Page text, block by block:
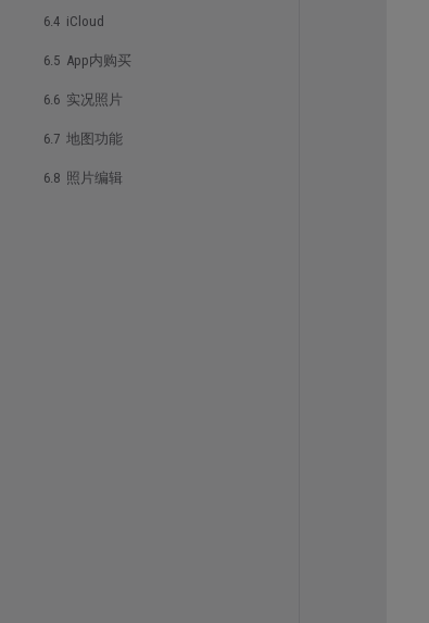
6.4 iCloud
6.5 App内购买
6.6 实况照片
6.7 地图功能
6.8 照片编辑